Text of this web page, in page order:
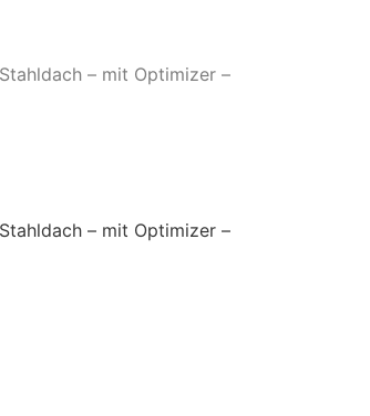
– mit Optimizer –
– mit Optimizer –